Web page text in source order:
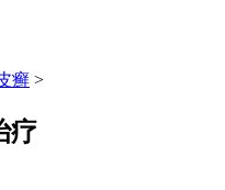
癣 >
疗